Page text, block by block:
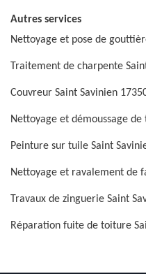
Autres services
Nettoyage et pose de
Traitement de charpente
Couvreur Saint Savinien
Nettoyage et démoussage
Peinture sur tuile Saint
Nettoyage et ravalement de
Travaux de zinguerie Saint
Réparation fuite de toiture